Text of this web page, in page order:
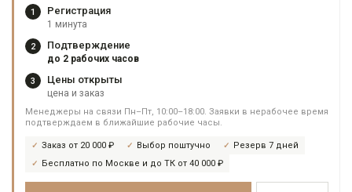
1 Регистрация
1 минута
2 Подтверждение
до 2 рабочих часов
3 Цены открыты
цена и заказ
Менеджеры на связи Пн–Пт, 10:00–18:00. Заявки в нерабочее время
подтверждаем в ближайшие рабочие часы.
Заказ от 20 000 ₽ Выбор поштучно
Резерв 7 дней
Бесплатно по Москве и до ТК от 40 000 ₽